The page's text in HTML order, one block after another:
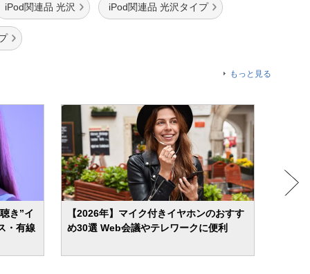
iPod関連品 光沢 iPod関連品 光沢タイプ
もっと見る
き”イ
・有線
【2026年】マイク付きイヤホンのおすす
め30選 Web会議やテレワークに便利